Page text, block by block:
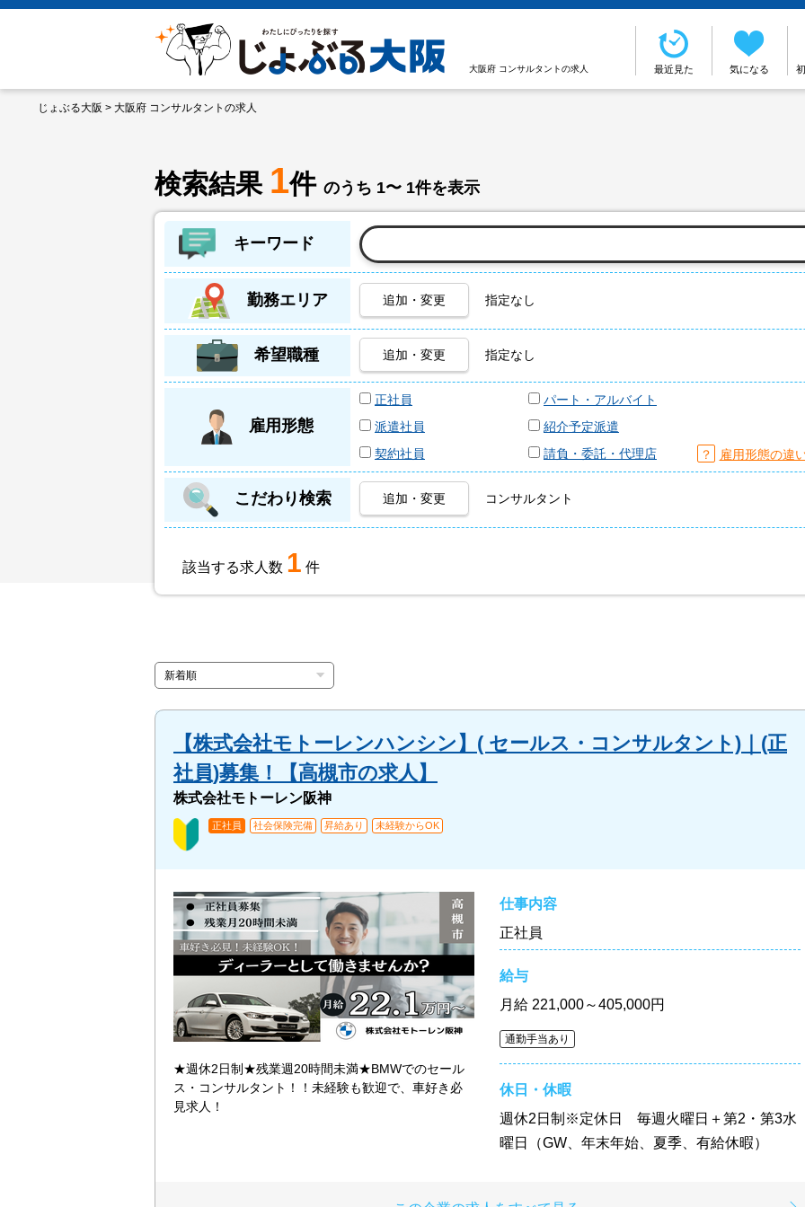
大阪府 コンサルタントの求人 最近見た 気になる
じょぶる大阪 > 大阪府 コンサルタントの求人
検索結果 1件 のうち 1〜 1件を表示
キーワード
勤務エリア 追加・変更 指定なし
希望職種 追加・変更 指定なし
雇用形態
正社員
パート・アルバイト
派遣社員
紹介予定派遣
契約社員
請負・委託・代理店 ？ 雇用形態の違
こだわり検索 追加・変更 コンサルタント
該当する求人数 1 件
【株式会社モトーレンハンシン】( セールス・コンサルタント)｜(正
社員)募集！【高槻市の求人】
株式会社モトーレン阪神
正社員 社会保険完備 昇給あり 未経験からOK
★週休2日制★残業週20時間未満★BMWでのセール
ス・コンサルタント！！未経験も歓迎で、車好き必
見求人！
仕事内容
正社員
給与
月給 221,000～405,000円
通勤手当あり
休日・休暇
週休2日制※定休日 毎週火曜日＋第2・第3水
曜日（GW、年末年始、夏季、有給休暇）